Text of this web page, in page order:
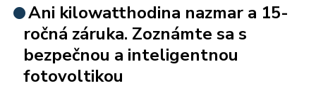
Ani kilowatthodina nazmar a 15-
ročná záruka. Zoznámte sa s
bezpečnou a inteligentnou
fotovoltikou